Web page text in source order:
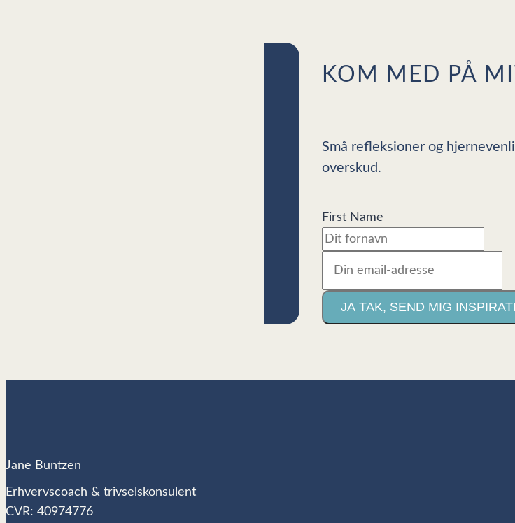
KOM MED PÅ
Små refleksioner og
overskud.
First Name
JA TAK, SEND MIG
Jane Buntzen
Erhvervscoach & trivselskonsulent
CVR: 40974776